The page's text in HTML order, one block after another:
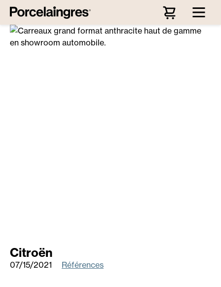
Passer au contenu principal
Citroën
07/15/2021 Références